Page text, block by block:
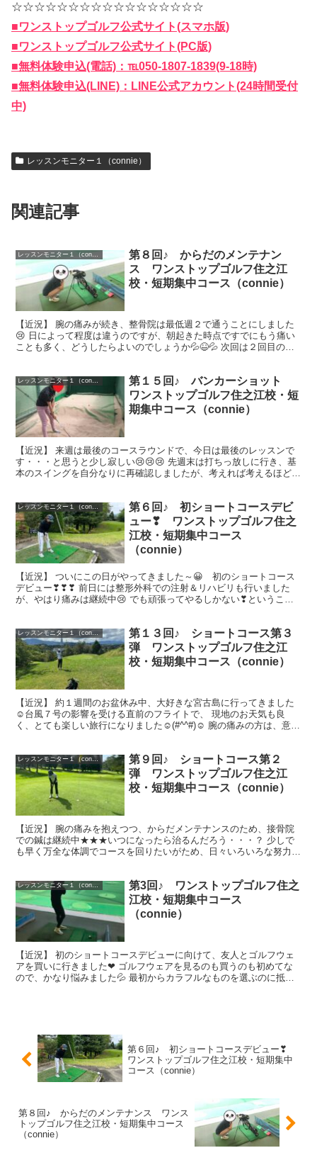
☆☆☆☆☆☆☆☆☆☆☆☆☆☆☆☆☆
■ワンストップゴルフ公式サイト(スマホ版)
■ワンストップゴルフ公式サイト(PC版)
■無料体験申込(電話)：℡050-1807-1839(9-18時)
■無料体験申込(LINE)：LINE公式アカウント(24時間受付
中)
レッスンモニター１（connie）
関連記事
レッスンモニター１（connie）
第８回♪ からだのメンテナン
ス ワンストップゴルフ住之江
校・短期集中コース（connie）
【近況】 腕の痛みが続き、整骨院は最低週２で通うことにしました
😢 日によって程度は違うのですが、朝起きた時点ですでにもう痛い
ことも多く、どうしたらよいのでしょうか💦😆💦 次回は２回目のシ
レッスンモニター１（connie）
第１５回♪ バンカーショット
ワンストップゴルフ住之江校・短
期集中コース（connie）
【近況】 来週は最後のコースラウンドで、今日は最後のレッスンで
す・・・と思うと少し寂しい😢😢😢 先週末は打ちっ放しに行き、基
本のスイングを自分なりに再確認しましたが、考えれば考えるほど訳
レッスンモニター１（connie）
第６回♪ 初ショートコースデビ
ュー❣ ワンストップゴルフ住之
江校・短期集中コース
（connie）
【近況】 ついにこの日がやってきました～😀 初のショートコース
デビュー❣❣❣ 前日には整形外科での注射＆リハビリも行いました
が、やはり痛みは継続中😢 でも頑張ってやるしかない❣ということ
レッスンモニター１（connie）
第１３回♪ ショートコース第３
弾 ワンストップゴルフ住之江
校・短期集中コース（connie）
【近況】 約１週間のお盆休み中、大好きな宮古島に行ってきました
☺台風７号の影響を受ける直前のフライトで、 現地のお天気も良
く、とても楽しい旅行になりました☺(#^^#)☺ 腕の痛みの方は、意外
レッスンモニター１（connie）
第９回♪ ショートコース第２
弾 ワンストップゴルフ住之江
校・短期集中コース（connie）
【近況】 腕の痛みを抱えつつ、からだメンテナンスのため、接骨院
での鍼は継続中★★★いつになったら治るんだろう・・・？ 少しで
も早く万全な体調でコースを回りたいがため、日々いろいろな努力を
レッスンモニター１（connie）
第3回♪ ワンストップゴルフ住之
江校・短期集中コース
（connie）
【近況】 初のショートコースデビューに向けて、友人とゴルフウェ
アを買いに行きました❤ ゴルフウェアを見るのも買うのも初めてな
ので、かなり悩みました💦 最初からカラフルなものを選ぶのに抵抗
第６回♪ 初ショートコースデビュー❣
ワンストップゴルフ住之江校・短期集中
コース（connie）
第８回♪ からだのメンテナンス ワンス
トップゴルフ住之江校・短期集中コース
（connie）